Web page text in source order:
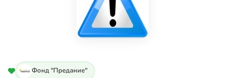
Фонд "Предание"